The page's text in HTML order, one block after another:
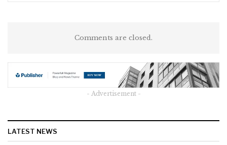
Comments are closed.
- Advertisement -
LATEST NEWS